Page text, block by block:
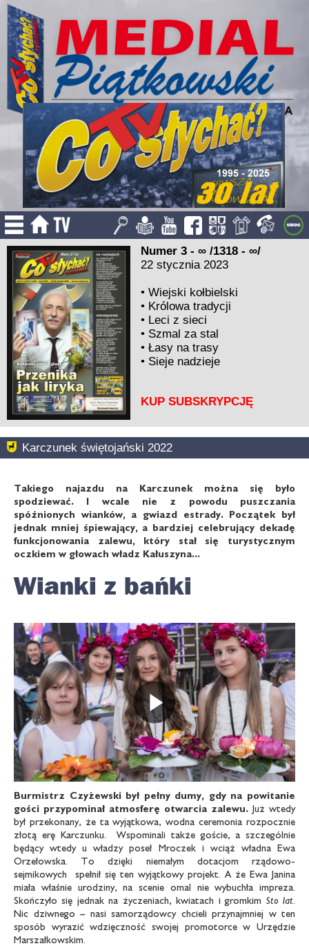
Numer 3 - ∞ /1318 - ∞/
22 stycznia 2023
•Wiejski kołbielski
• Królowa tradycji
• Leci z sieci
• Szmal za stal
•Łasy na trasy
• Sieje nadzieje
KUP SUBSKRYPCJĘ
Karczunek świętojański 2022
Takiego najazdu na Karczunek można się było
spodziewać. I wcale nie z powodu puszczania
spóźnionych wianków, a gwiazd estrady. Początek był
jednak mniej śpiewający, a bardziej celebrujący dekadę
funkcjonowania zalewu, który stał się turystycznym
oczkiem w głowach władz Kałuszyna...
Wianki z bańki
Burmistrz Czyżewski był pełny dumy, gdy na powitanie
gości przypominał atmosferę otwarcia zalewu. Już wtedy
był przekonany, że ta wyjątkowa, wodna ceremonia rozpocznie
złotą erę Karczunku. Wspominali także goście, a szczególnie
będący wtedy u władzy poseł Mroczek i wciąż władna Ewa
Orzełowska. To dzięki niemałym dotacjom rządowo-
sejmikowych spełnił się ten wyjątkowy projekt. A że Ewa Janina
miała właśnie urodziny, na scenie omal nie wybuchła impreza.
Skończyło się jednak na życzeniach, kwiatach i gromkim Sto lat.
Nic dziwnego – nasi samorządowcy chcieli przynajmniej w ten
sposób wyrazić wdzięczność swojej promotorce w Urzędzie
Marszałkowskim.